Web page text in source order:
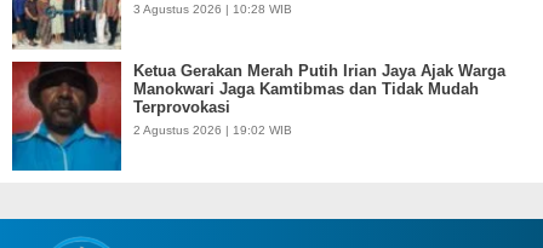
3 Agustus 2026 | 10:28 WIB
Ketua Gerakan Merah Putih Irian Jaya Ajak Warga
Manokwari Jaga Kamtibmas dan Tidak Mudah
Terprovokasi
2 Agustus 2026 | 19:02 WIB